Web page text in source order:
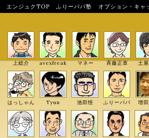
エンジュクTOP ふりーパパ塾 オプション・キャ
上総介 avexfreak マネー 斉藤正章 土
はっしゃん Tyun 池田悟 ふりーパパ 増